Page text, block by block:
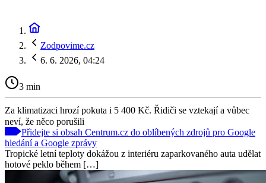
Zodpovime.cz
6. 6. 2026, 04:24
3 min
Za klimatizaci hrozí pokuta i 5 400 Kč. Řidiči se vztekají a vůbec
neví, že něco porušili
Přidejte si obsah Centrum.cz do oblíbených zdrojů pro Google
hledání a Google zprávy
Tropické letní teploty dokážou z interiéru zaparkovaného auta udělat
hotové peklo během […]